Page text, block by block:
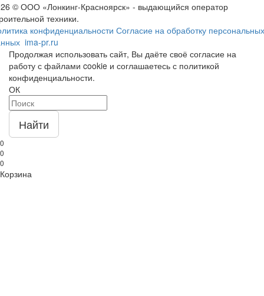
© ООО «Лонкинг-Красноярск» - выдающийся оператор
техники.
конфиденциальности Согласие на обработку персональных
ima-pr.ru
Продолжая использовать сайт, Вы даёте своё согласие на
работу с файлами cookie и соглашаетесь с политикой
конфиденциальности.
ОК
Найти
0
0
0
Корзина